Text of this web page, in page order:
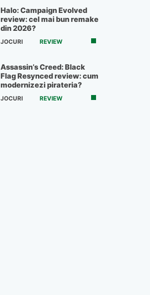
Halo: Campaign Evolved
review: cel mai bun remake
din 2026?
JOCURI REVIEW
Assassin’s Creed: Black
Flag Resynced review: cum
modernizezi pirateria?
JOCURI REVIEW